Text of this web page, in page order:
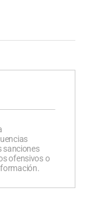
sanciones
ofensivos o